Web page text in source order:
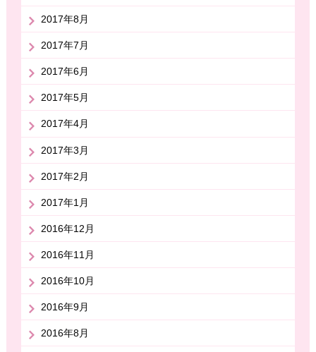
2017年8月
2017年7月
2017年6月
2017年5月
2017年4月
2017年3月
2017年2月
2017年1月
2016年12月
2016年11月
2016年10月
2016年9月
2016年8月